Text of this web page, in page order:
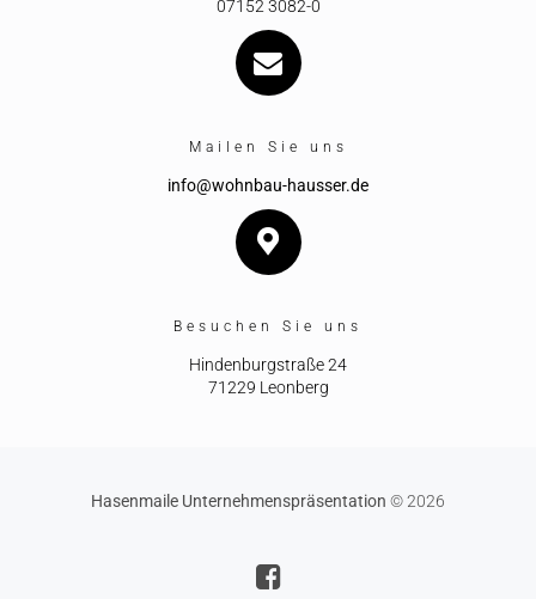
07152 3082-0
Mailen Sie uns
info@wohnbau-hausser.de
Besuchen Sie uns
Hindenburgstraße 24
71229 Leonberg
Hasenmaile Unternehmenspräsentation © 2026